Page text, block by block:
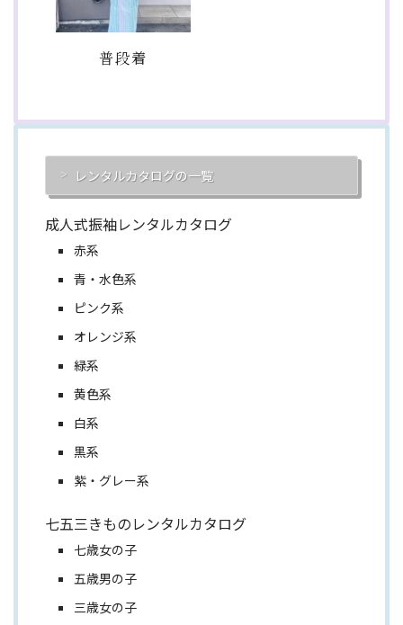
普段着
レンタルカタログの一覧
成人式振袖レンタルカタログ
赤系
青・水色系
ピンク系
オレンジ系
緑系
黄色系
白系
黒系
紫・グレー系
七五三きものレンタルカタログ
七歳女の子
五歳男の子
三歳女の子